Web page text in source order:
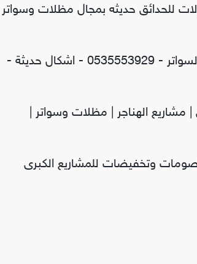
للحدائق حديثه بمجال مظلات وسواتر
سواتر ومظلات الاختيار الاول - عروض حصريه وخصومات جديد للمظلات والسواتر - 0535553929 - اشكال حديثة -
مشاريع الهناجر | مظلات وسواتر |
وتخفيضات للمشاريع الكبرى